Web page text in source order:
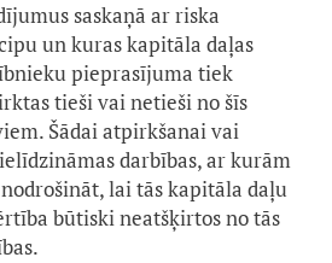
saskaņā ar riska
un kuras kapitāla daļas
pieprasījuma tiek
tieši vai netieši no šīs
Šādai atpirkšanai vai
darbības, ar kurām
lai tās kapitāla daļu
būtiski neatšķirtos no tās